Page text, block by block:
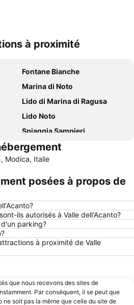
à proximité
Fontane Bianche
Marina di Noto
Lido di Marina di Ragusa
Lido Noto
Spiaggia Sampieri
Spiaggia di San Lorenzo
Giardino Ibleo
Lido Avola
Cathédrale de Syracuse ( Temple d'Athéna )
Late Baroque Towns of the Val di Noto
Les Sept contre Thèbes
Réserve naturelle de Vendicari
île du cap Passero
Modica, Italie
posées à propos de
ils autorisés à Valle dell'Acanto?
parking?
à proximité de Valle
que nous recevons des sites de
Par conséquent, il se peut que
ne soit pas la même que celle du site de